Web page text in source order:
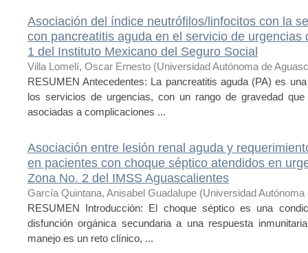
Asociación del índice neutrófilos/linfocitos con la
con pancreatitis aguda en el servicio de
1 del Instituto Mexicano del Seguro Social
Villa Lomelí, Oscar Ernesto (Universidad Autónoma de
RESUMEN Antecedentes: La pancreatitis aguda (PA) es
los servicios de urgencias, con un rango de gravedad
asociadas a complicaciones ...
Asociación entre lesión renal aguda y
en pacientes con choque séptico atendidos en
Zona No. 2 del IMSS Aguascalientes
García Quintana, Anisabel Guadalupe (Universidad
RESUMEN Introducción: El choque séptico es una
disfunción orgánica secundaria a una respuesta
manejo es un reto clínico, ...